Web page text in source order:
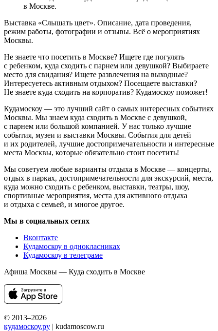
в Москве.
Выставка «Слышать цвет». Описание, дата проведения,
режим работы, фотографии и отзывы. Всё о мероприятиях
Москвы.
Не знаете что посетить в Москве? Ищете где погулять
с ребенком, куда сходить с парнем или девушкой? Выбираете
место для свидания? Ищете развлечения на выходные?
Интересуетесь активным отдыхом? Посещаете выставки?
Не знаете куда сходить на корпоратив? Кудамоскоу поможет!
Кудамоскоу — это лучший сайт о самых интересных событиях
Москвы. Мы знаем куда сходить в Москве с девушкой,
с парнем или большой компанией. У нас только лучшие
события, музеи и выставки Москвы. События для детей
и их родителей, лучшие достопримечательности и интересные
места Москвы, которые обязательно стоит посетить!
Мы советуем любые варианты отдыха в Москве — концерты,
отдых в парках, достопримечательности для экскурсий, места,
куда можно сходить с ребенком, выставки, театры, шоу,
спортивные мероприятия, места для активного отдыха
и отдыха с семьей, и многое другое.
Мы в социальных сетях
Вконтакте
Кудамоскоу в однокласниках
Кудамоскоу в телеграме
Афиша Москвы — Куда сходить в Москве
© 2013–2026
кудамоскоу.ру | kudamoscow.ru